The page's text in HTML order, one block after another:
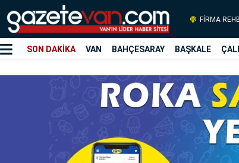
FİRMA
SON DAKİKA VAN BAHÇESARAY BAŞKALE